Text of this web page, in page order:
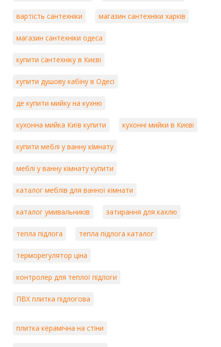
вартість сантехніки магазин сантехніки харків
магазин сантехніки одеса
купити сантехніку в Києві
купити душову кабіну в Одесі
де купити мийку на кухню
кухонна мийка Київ купити кухонні мийки в Києві
купити меблі у ванну кімнату
меблі у ванну кімнату купити
каталог меблів для ванної кімнати
каталог умивальників затирання для кахлю
тепла підлога тепла підлога каталог
терморегулятор ціна
контролер для теплої підлоги
ПВХ плитка підлогова
плитка керамічна на стіни